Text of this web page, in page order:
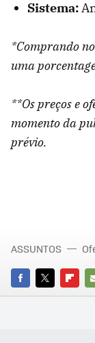
Sistema:
*Comprando
uma
**Os preços e
momento da
prévio.
FACEBOOK
TWITTER
ASSUNTOS